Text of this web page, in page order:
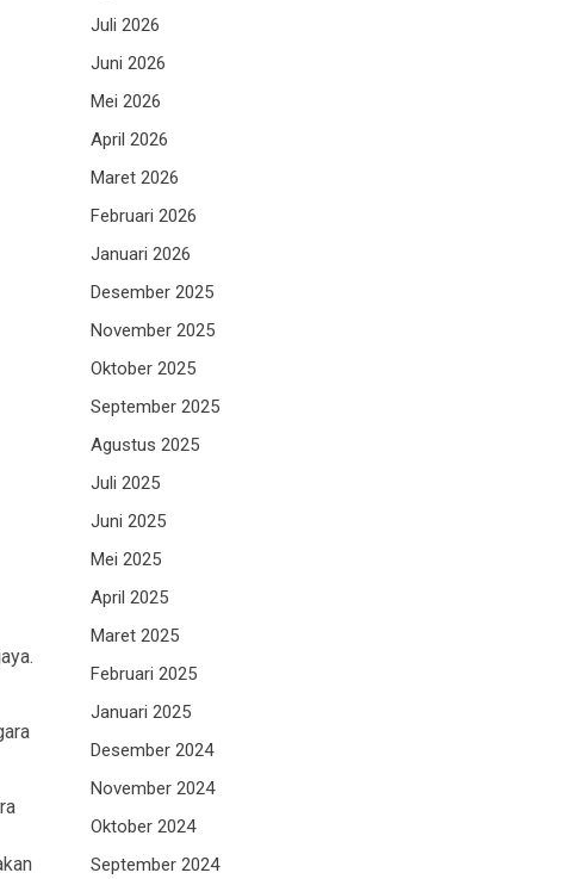
Juli 2026
Juni 2026
Mei 2026
April 2026
Maret 2026
Februari 2026
Januari 2026
Desember 2025
November 2025
Oktober 2025
September 2025
Agustus 2025
Juli 2025
Juni 2025
Mei 2025
April 2025
Maret 2025
Februari 2025
Januari 2025
Desember 2024
November 2024
Oktober 2024
September 2024